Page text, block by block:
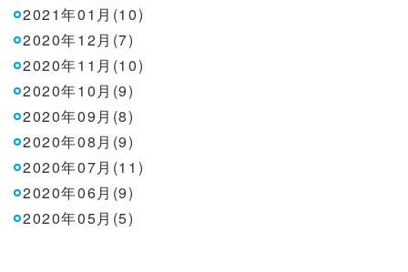
2021年01月(10)
2020年12月(7)
2020年11月(10)
2020年10月(9)
2020年09月(8)
2020年08月(9)
2020年07月(11)
2020年06月(9)
2020年05月(5)